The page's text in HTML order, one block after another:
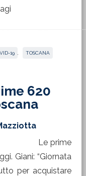
19 TOSCANA
620
Le prime
Giani: “Giornata
per acquistare